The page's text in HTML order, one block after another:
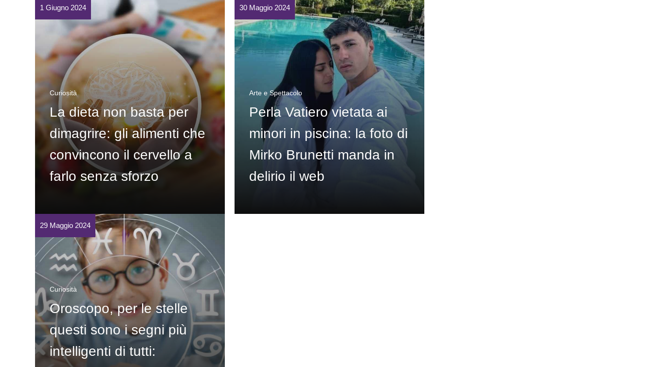
1 Giugno 2024
Curiosità
La dieta non basta per
dimagrire: gli alimenti che
convincono il cervello a
farlo senza sforzo
30 Maggio 2024
Arte e Spettacolo
Perla Vatiero vietata ai
minori in piscina: la foto di
Mirko Brunetti manda in
delirio il web
29 Maggio 2024
Curiosità
Oroscopo, per le stelle
questi sono i segni più
intelligenti di tutti: